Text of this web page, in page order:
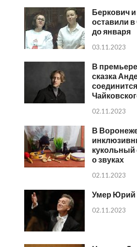
Беркович
оставили
до января
03.11.2023
В
сказка
02.11.2023
В
кукольный
о звуках
02.11.2023
Умер Юрий
02.11.2023